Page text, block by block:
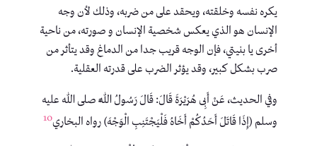
يكره نفسه وخلقته، ويحقد على من ضربه، وذلك لأن وجه
الإنسان هو الذي يعكس شخصية الإنسان و صورته، من ناحية
أخرى يا بنيتي، فإن الوجه قريب جدا من الدماغ وقد يتأثر من
صرب بشكل كبير، وقد يؤثر الضرب على قدرته العقلية.
وفي الحديث، عَنْ أَبِى هُرَيْرَةَ قَالَ: قَالَ رَسُولُ اللَّهِ صلى الله عليه
وسلم (إِذَا قَاتَلَ أَحَدُكُمْ أَخَاهُ فَلْيَجْتَنِبِ الْوَجْهَ) رواه البخاري10